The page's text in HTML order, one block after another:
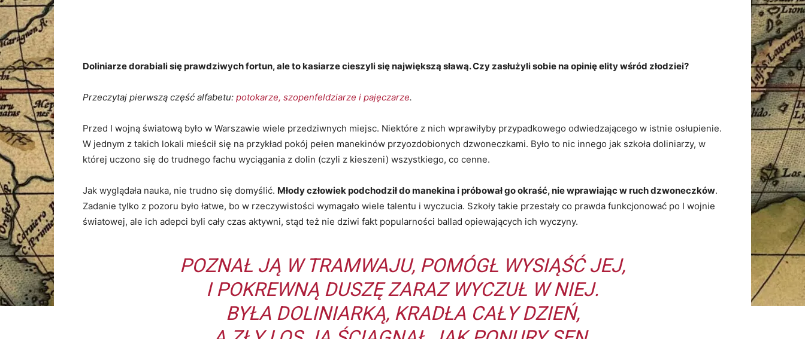
Doliniarze dorabiali się prawdziwych fortun, ale to kasiarze cieszyli się największą sławą. Czy zasłużyli sobie na opinię elity wśród złodziei?
Przeczytaj pierwszą część alfabetu: potokarze, szopenfeldziarze i pajęczarze.
Przed I wojną światową było w Warszawie wiele przedziwnych miejsc. Niektóre z nich wprawiłyby przypadkowego odwiedzającego w istnie osłupienie.
W jednym z takich lokali mieścił się na przykład pokój pełen manekinów przyozdobionych dzwoneczkami. Było to nic innego jak szkoła doliniarzy, w
której uczono się do trudnego fachu wyciągania z dolin (czyli z kieszeni) wszystkiego, co cenne.
Jak wyglądała nauka, nie trudno się domyślić. Młody człowiek podchodził do manekina i próbował go okraść, nie wprawiając w ruch dzwoneczków.
Zadanie tylko z pozoru było łatwe, bo w rzeczywistości wymagało wiele talentu i wyczucia. Szkoły takie przestały co prawda funkcjonować po I wojnie
światowej, ale ich adepci byli cały czas aktywni, stąd też nie dziwi fakt popularności ballad opiewających ich wyczyny.
POZNAŁ JĄ W TRAMWAJU, POMÓGŁ WYSIĄŚĆ JEJ,
I POKREWNĄ DUSZĘ ZARAZ WYCZUŁ W NIEJ.
BYŁA DOLINIARKĄ, KRADŁA CAŁY DZIEŃ,